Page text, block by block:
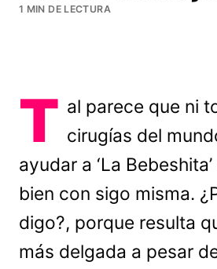
1 MIN DE LECTURA
T al parece que ni
cirugías del
ayudar a ‘La
bien con sigo misma.
digo?, porque resulta
más delgada a pesar